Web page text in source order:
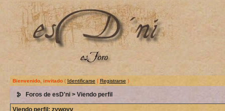
Bienvenido, invitado( Identificarse | Registrarse )
Foros de esD'ni> Viendo perfil
Viendo perfil: zywoyv